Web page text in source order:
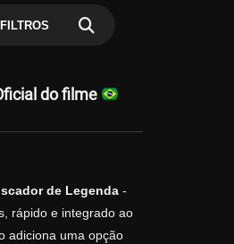
FILTROS
do filme
de Legenda -
rápido e integrado ao
adiciona uma opção